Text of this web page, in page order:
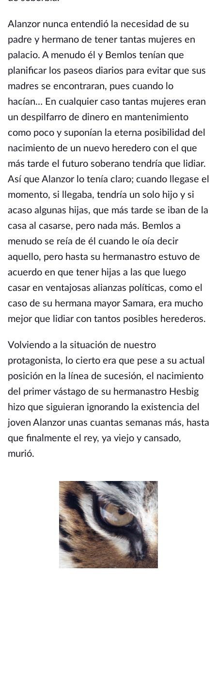
Alanzor nunca entendió la necesidad de su
padre y hermano de tener tantas mujeres en
palacio. A menudo él y Bemlos tenían que
planificar los paseos diarios para evitar que sus
madres se encontraran, pues cuando lo
hacían… En cualquier caso tantas mujeres eran
un despilfarro de dinero en mantenimiento
como poco y suponían la eterna posibilidad del
nacimiento de un nuevo heredero con el que
más tarde el futuro soberano tendría que lidiar.
Así que Alanzor lo tenía claro; cuando llegase el
momento, si llegaba, tendría un solo hijo y si
acaso algunas hijas, que más tarde se iban de la
casa al casarse, pero nada más. Bemlos a
menudo se reía de él cuando le oía decir
aquello, pero hasta su hermanastro estuvo de
acuerdo en que tener hijas a las que luego
casar en ventajosas alianzas políticas, como el
caso de su hermana mayor Samara, era mucho
mejor que lidiar con tantos posibles herederos.
Volviendo a la situación de nuestro
protagonista, lo cierto era que pese a su actual
posición en la línea de sucesión, el nacimiento
del primer vástago de su hermanastro Hesbig
hizo que siguieran ignorando la existencia del
joven Alanzor unas cuantas semanas más, hasta
que finalmente el rey, ya viejo y cansado,
murió.